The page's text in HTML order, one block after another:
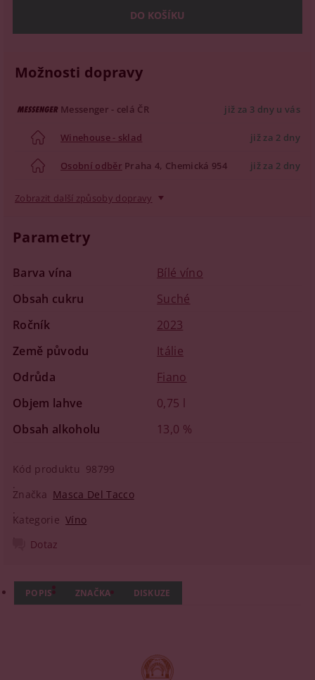
Možnosti dopravy
Messenger - celá ČR již za 3 dny u vás
Winehouse - sklad již za 2 dny
Osobní odběr Praha 4, Chemická 954 již za 2 dny
Zobrazit další způsoby dopravy
Parametry
Barva vína
Bílé víno
Obsah cukru
Suché
Ročník
2023
Země původu
Itálie
Odrůda
Fiano
Objem lahve
0,75 l
Obsah alkoholu
13,0 %
Kód produktu 98799
Značka Masca Del Tacco
Kategorie Víno
Dotaz
POPIS ZNAČKA DISKUZE